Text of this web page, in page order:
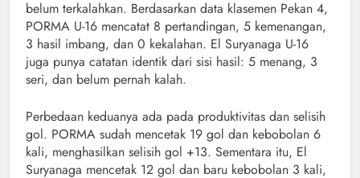
belum terkalahkan. Berdasarkan data klasemen Pekan 4,
PORMA U-16 mencatat 8 pertandingan, 5 kemenangan,
3 hasil imbang, dan 0 kekalahan. El Suryanaga U-16
juga punya catatan identik dari sisi hasil: 5 menang, 3
seri, dan belum pernah kalah.
Perbedaan keduanya ada pada produktivitas dan selisih
gol. PORMA sudah mencetak 19 gol dan kebobolan 6
kali, menghasilkan selisih gol +13. Sementara itu, El
Suryanaga mencetak 12 gol dan baru kebobolan 3 kali,